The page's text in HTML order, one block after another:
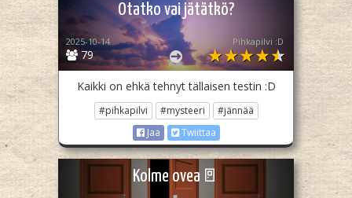
Otatko vai jätätkö?
79
2025-10-14 Pihkapilvi :D
Kaikki on ehkä tehnyt tällaisen testin :D
#pihkapilvi #mysteeri
#jännää
Jaa
Twiittaa
Kolme ovea🚪